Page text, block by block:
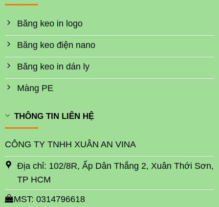
Băng keo in logo
Băng keo điện nano
Băng keo in dán ly
Màng PE
THÔNG TIN LIÊN HỆ
CÔNG TY TNHH XUÂN AN VINA
Địa chỉ: 102/8R, Ấp Dân Thắng 2, Xuân Thới Sơn,
TP HCM
MST: 0314796618